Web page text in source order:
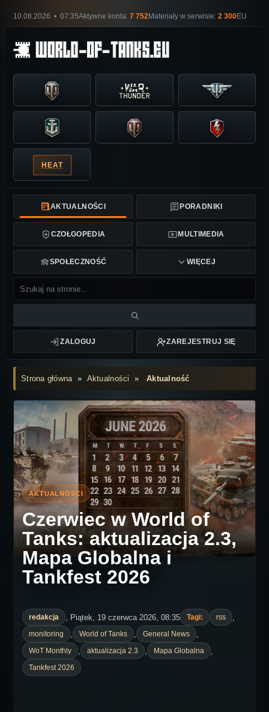
10.08.2026 • 07:35Aktywne konta: 7 752Materiały w serwisie: 2 300EU
HEAT
AKTUALNOŚCI PORADNIKI
CZOŁGOPEDIA MULTIMEDIA
SPOŁECZNOŚĆ WIĘCEJ
ZALOGUJ ZAREJESTRUJ SIĘ
Strona główna» Aktualności »Aktualność
Czerwiec w World of
Tanks: aktualizacja 2.3,
Mapa Globalna i
Tankfest 2026
redakcja , Piątek, 19 czerwca 2026, 08:35 Tagi: rss
monitoring World of Tanks General News
WoT Monthly aktualizacja 2.3 Mapa Globalna
Tankfest 2026